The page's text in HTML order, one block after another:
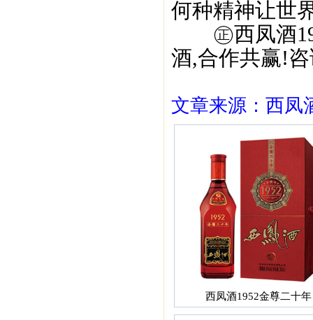
何种精神让世
㊣西凤酒
酒,合作共赢!咨
文章来源：西凤
西凤酒1952金尊二十年